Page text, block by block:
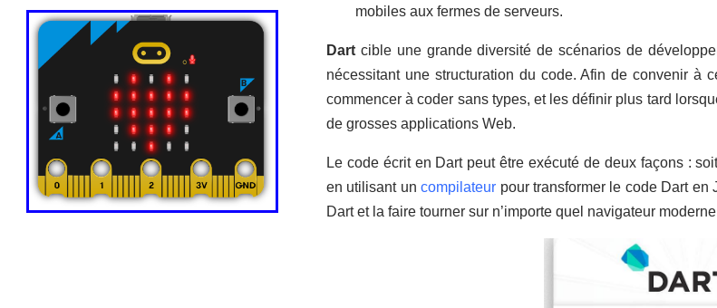
mobiles aux fermes de serveurs.
Dart cible une grande diversité de scénarios de
nécessitant une structuration du code. Afin de convenir à
commencer à coder sans types, et les définir plus tard
de grosses applications Web.
Le code écrit en Dart peut être exécuté de deux façons :
en utilisant uncompilateur pour transformer le code Dart en
Dart et la faire tourner sur n’importe quel navigateur